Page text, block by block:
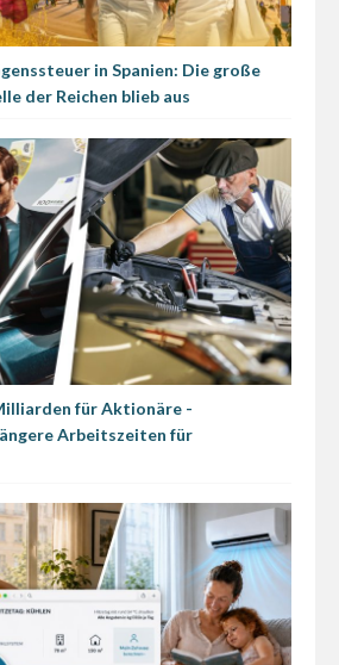
in Spanien: Die große
der Reichen blieb aus
für Aktionäre -
Arbeitszeiten für